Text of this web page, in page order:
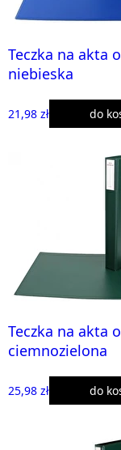
Teczka na akta
niebieska
21,98 zł do
Teczka na akta
ciemnozielona
25,98 zł do